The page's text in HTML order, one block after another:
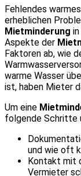
Fehlendes
erheblichen
Mietminderung
Aspekte der
Faktoren ab, wie
warme Wasser
ist, haben Mieter
Um eine
folgende Schritte
und wie oft
Kontakt mit
Vermieter